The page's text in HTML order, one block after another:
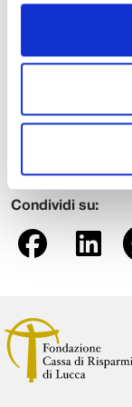
E questa
anche negli
marzo, una
quali intitolata
Condividi su: